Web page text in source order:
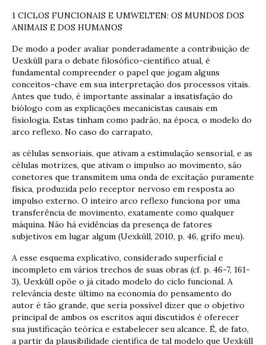
1 CICLOS FUNCIONAIS E UMWELTEN: OS MUNDOS DOS
ANIMAIS E DOS HUMANOS
De modo a poder avaliar ponderadamente a contribuição de
Uexküll para o debate filosófico-científico atual, é
fundamental compreender o papel que jogam alguns
conceitos-chave em sua interpretação dos processos vitais.
Antes que tudo, é importante assinalar a insatisfação do
biólogo com as explicações mecanicistas causais em
fisiologia. Estas tinham como padrão, na época, o modelo do
arco reflexo. No caso do carrapato,
as células sensoriais, que ativam a estimulação sensorial, e as
células motrizes, que ativam o impulso ao movimento, são
conetores que transmitem uma onda de excitação puramente
física, produzida pelo receptor nervoso em resposta ao
impulso externo. O inteiro arco reflexo funciona por uma
transferência de movimento, exatamente como qualquer
máquina. Não há evidências da presença de fatores
subjetivos em lugar algum (Uexküll, 2010, p. 46, grifo meu).
A esse esquema explicativo, considerado superficial e
incompleto em vários trechos de suas obras (cf. p. 46-7, 161-
3), Uexküll opõe o já citado modelo do ciclo funcional. A
relevância deste último na economia do pensamento do
autor é tão grande, que seria possível dizer que o objetivo
principal de ambos os escritos aqui discutidos é oferecer
sua justificação teórica e estabelecer seu alcance. É, de fato,
a partir da plausibilidade científica de tal modelo que Uexküll